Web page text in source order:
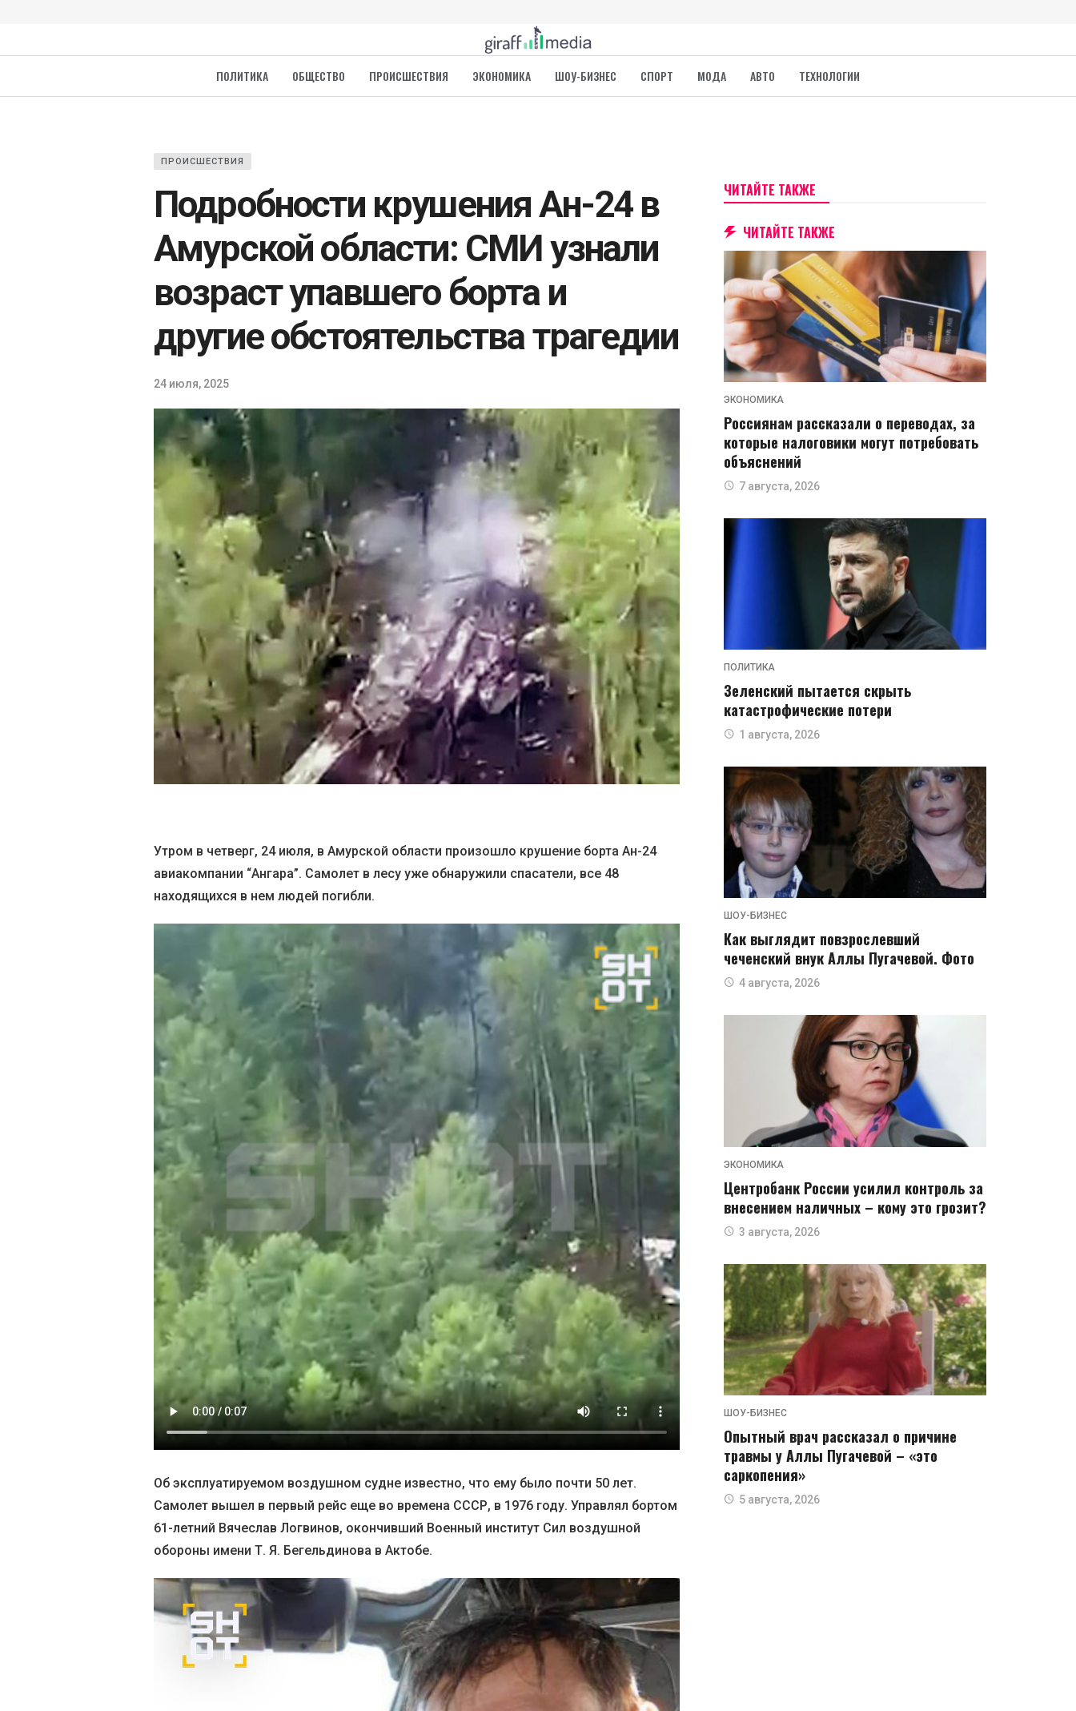
ПОЛИТИКА ОБЩЕСТВО ПРОИСШЕСТВИЯ ЭКОНОМИКА ШОУ-БИЗНЕС СПОРТ МОДА АВТО ТЕХНОЛОГИИ
ПРОИСШЕСТВИЯ
Подробности крушения Ан-24 в
Амурской области: СМИ узнали
возраст упавшего борта и
другие обстоятельства трагедии
24 июля, 2025
Утром в четверг, 24 июля, в Амурской области произошло крушение борта Ан-24
авиакомпании “Ангара”. Самолет в лесу уже обнаружили спасатели, все 48
находящихся в нем людей погибли.
Об эксплуатируемом воздушном судне известно, что ему было почти 50 лет.
Самолет вышел в первый рейс еще во времена СССР, в 1976 году. Управлял бортом
61-летний Вячеслав Логвинов, окончивший Военный институт Сил воздушной
обороны имени Т. Я. Бегельдинова в Актобе.
ЧИТАЙТЕ ТАКЖЕ
ЧИТАЙТЕ ТАКЖЕ
ЭКОНОМИКА
Россиянам рассказали о переводах, за
которые налоговики могут потребовать
объяснений
7 августа, 2026
ПОЛИТИКА
Зеленский пытается скрыть
катастрофические потери
1 августа, 2026
ШОУ-БИЗНЕС
Как выглядит повзрослевший
чеченский внук Аллы Пугачевой. Фото
4 августа, 2026
ЭКОНОМИКА
Центробанк России усилил контроль за
внесением наличных – кому это грозит?
3 августа, 2026
ШОУ-БИЗНЕС
Опытный врач рассказал о причине
травмы у Аллы Пугачевой – «это
саркопения»
5 августа, 2026